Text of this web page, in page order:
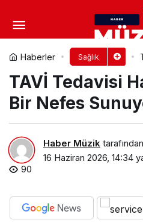
Haberler Sağlık
TAVİ Tedavisi
Bir Nefes
Haber Müzik
16 Haziran 2026, 14:34
90
İklim krizi
çölleşme ise halk
Yorum Yap